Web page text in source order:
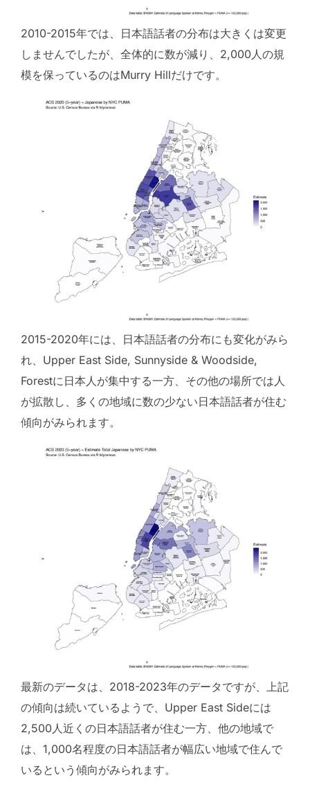
2010-2015年では、日本語話者の分布は大きくは変更
しませんでしたが、全体的に数が減り、2,000人の規
模を保っているのはMurry Hillだけです。
2015-2020年には、日本語話者の分布にも変化がみら
れ、Upper East Side, Sunnyside & Woodside,
Forestに日本人が集中する一方、その他の場所では人
が拡散し、多くの地域に数の少ない日本語話者が住む
傾向がみられます。
最新のデータは、2018-2023年のデータですが、上記
の傾向は続いているようで、Upper East Sideには
2,500人近くの日本語話者が住む一方、他の地域で
は、1,000名程度の日本語話者が幅広い地域で住んで
いるという傾向がみられます。